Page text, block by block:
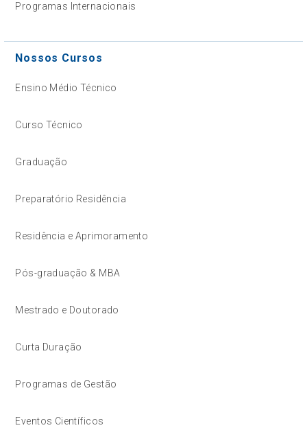
Programas Internacionais
Nossos Cursos
Ensino Médio Técnico
Curso Técnico
Graduação
Preparatório Residência
Residência e Aprimoramento
Pós-graduação & MBA
Mestrado e Doutorado
Curta Duração
Programas de Gestão
Eventos Científicos